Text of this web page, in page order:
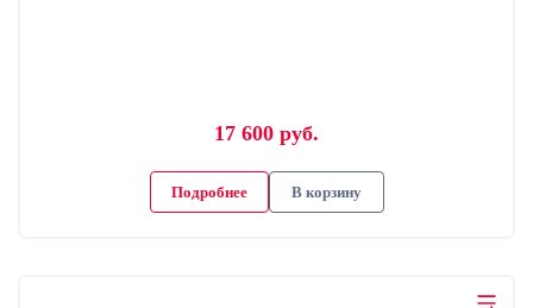
17 600 руб.
Подробнее В корзину